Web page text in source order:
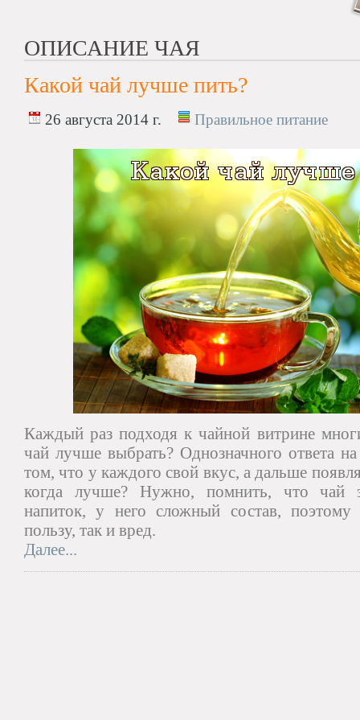
ОПИСАНИЕ ЧАЯ
Какой чай лучше пить?
26 августа 2014 г. Правильное питание
Каждый раз подходя к чайной витрине
чай лучше выбрать? Однозначного ответа
том, что у каждого свой вкус, а дальше
когда лучше? Нужно, помнить, что чай
напиток, у него сложный состав,
пользу, так и вред.
Далее...